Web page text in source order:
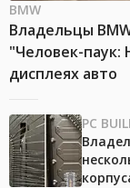
BMW
Владельцы
"Человек-
дисплеях авто
PC